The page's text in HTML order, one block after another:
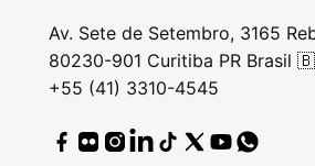
Av. Sete de Setembro, 3165
80230-901 Curitiba PR Brasil
+55 (41) 3310-4545